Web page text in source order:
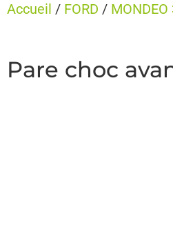
Accueil / FORD / MONDEO
Pare choc